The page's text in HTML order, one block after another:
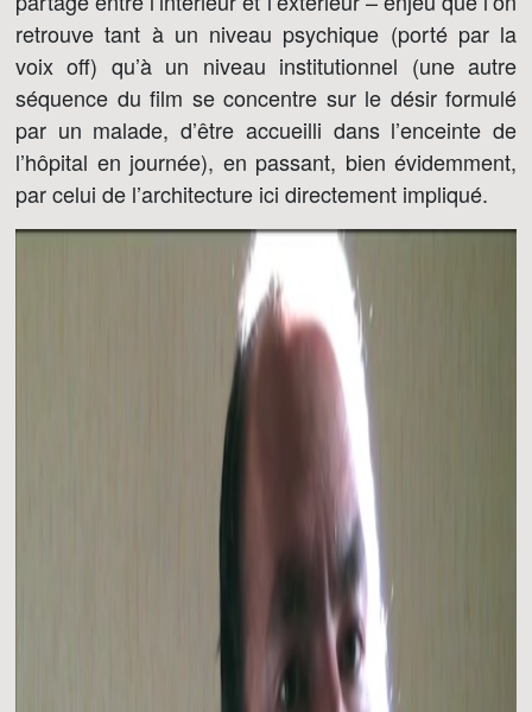
retrouve tant à un niveau psychique (porté par la
voix off) qu’à un niveau institutionnel (une autre
séquence du film se concentre sur le désir formulé
par un malade, d’être accueilli dans l’enceinte de
l’hôpital en journée), en passant, bien évidemment,
par celui de l’architecture ici directement impliqué.